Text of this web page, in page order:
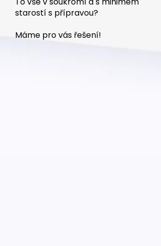
starostí s přípravou?
Máme pro vás řešení!